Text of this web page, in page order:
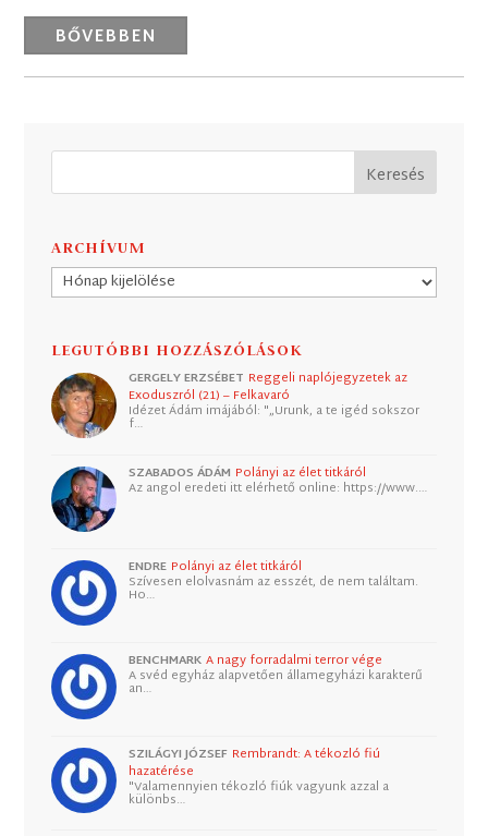
BŐVEBBEN
ARCHÍVUM
Archívum
LEGUTÓBBI HOZZÁSZÓLÁSOK
GERGELY ERZSÉBET Reggeli naplójegyzetek az
Exoduszról (21) – Felkavaró
Idézet Ádám imájából: "„Urunk, a te igéd sokszor
f…
SZABADOS ÁDÁM Polányi az élet titkáról
Az angol eredeti itt elérhető online: https://www.…
ENDRE Polányi az élet titkáról
Szívesen elolvasnám az esszét, de nem találtam.
Ho…
BENCHMARK A nagy forradalmi terror vége
A svéd egyház alapvetően államegyházi karakterű
an…
SZILÁGYI JÓZSEF Rembrandt: A tékozló fiú
hazatérése
"Valamennyien tékozló fiúk vagyunk azzal a
különbs…